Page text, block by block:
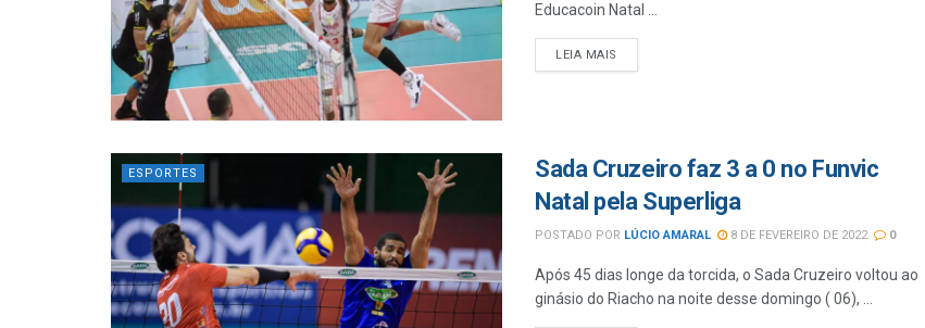
Educacoin Natal ...
LEIA MAIS
ESPORTES
Sada Cruzeiro faz 3 a 0 no Funvic
Natal pela Superliga
POSTADO POR LÚCIO AMARAL 8 DE FEVEREIRO DE 2022 0
Após 45 dias longe da torcida, o Sada Cruzeiro voltou ao
ginásio do Riacho na noite desse domingo ( 06), ...